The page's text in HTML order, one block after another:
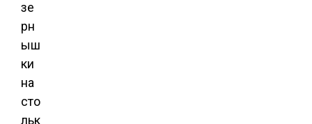
зе
рн
ыш
ки
на
сто
льк